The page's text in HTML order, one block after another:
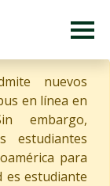
nuevos
en línea en
embargo,
estudiantes
para
es estudiante